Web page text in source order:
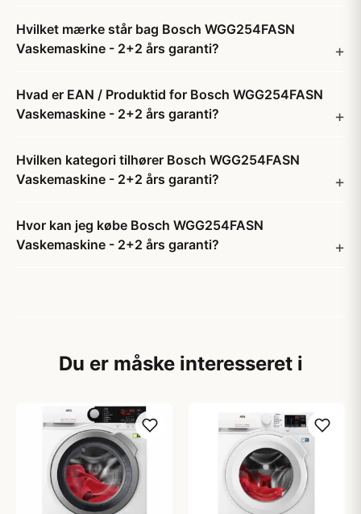
Hvilket mærke står bag Bosch WGG254FASN
Vaskemaskine - 2+2 års garanti?
Hvad er EAN / Produktid for Bosch WGG254FASN
Vaskemaskine - 2+2 års garanti?
Hvilken kategori tilhører Bosch WGG254FASN
Vaskemaskine - 2+2 års garanti?
Hvor kan jeg købe Bosch WGG254FASN
Vaskemaskine - 2+2 års garanti?
Du er måske interesseret i